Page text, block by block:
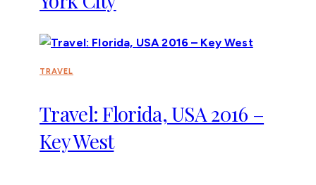
TRAVEL
Travel: Florida, USA 2016 –
Key West